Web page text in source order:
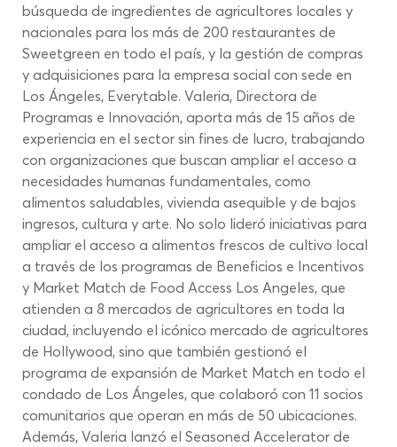
búsqueda de ingredientes de agricultores locales y
nacionales para los más de 200 restaurantes de
Sweetgreen en todo el país, y la gestión de compras
y adquisiciones para la empresa social con sede en
Los Ángeles, Everytable. Valeria, Directora de
Programas e Innovación, aporta más de 15 años de
experiencia en el sector sin fines de lucro, trabajando
con organizaciones que buscan ampliar el acceso a
necesidades humanas fundamentales, como
alimentos saludables, vivienda asequible y de bajos
ingresos, cultura y arte. No solo lideró iniciativas para
ampliar el acceso a alimentos frescos de cultivo local
a través de los programas de Beneficios e Incentivos
y Market Match de Food Access Los Angeles, que
atienden a 8 mercados de agricultores en toda la
ciudad, incluyendo el icónico mercado de agricultores
de Hollywood, sino que también gestionó el
programa de expansión de Market Match en todo el
condado de Los Ángeles, que colaboró con 11 socios
comunitarios que operan en más de 50 ubicaciones.
Además, Valeria lanzó el Seasoned Accelerator de